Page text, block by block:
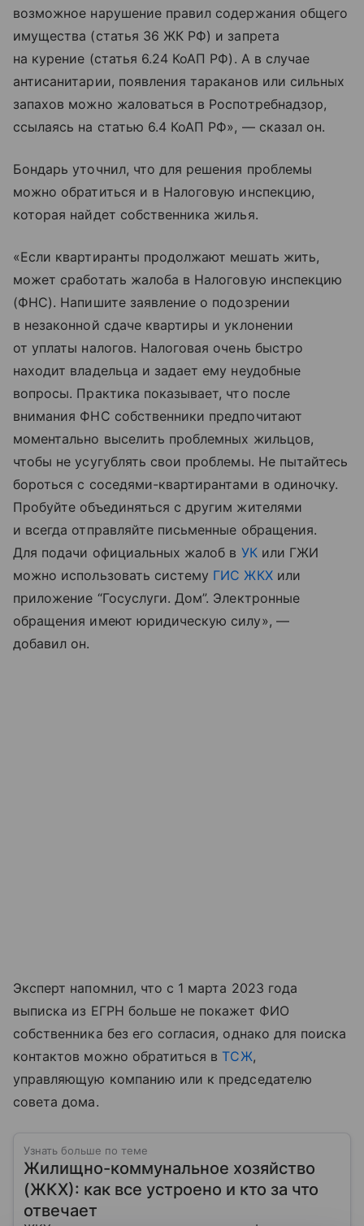
возможное нарушение правил содержания общего
имущества (статья 36 ЖК РФ) и запрета
на курение (статья 6.24 КоАП РФ). А в случае
антисанитарии, появления тараканов или сильных
запахов можно жаловаться в Роспотребнадзор,
ссылаясь на статью 6.4 КоАП РФ», — сказал он.
Бондарь уточнил, что для решения проблемы
можно обратиться и в Налоговую инспекцию,
которая найдет собственника жилья.
«Если квартиранты продолжают мешать жить,
может сработать жалоба в Налоговую инспекцию
(ФНС). Напишите заявление о подозрении
в незаконной сдаче квартиры и уклонении
от уплаты налогов. Налоговая очень быстро
находит владельца и задает ему неудобные
вопросы. Практика показывает, что после
внимания ФНС собственники предпочитают
моментально выселить проблемных жильцов,
чтобы не усугублять свои проблемы. Не пытайтесь
бороться с соседями-квартирантами в одиночку.
Пробуйте объединяться с другим жителями
и всегда отправляйте письменные обращения.
Для подачи официальных жалоб в УКили ГЖИ
можно использовать систему ГИС ЖКХили
приложение “Госуслуги. Дом”. Электронные
обращения имеют юридическую силу», —
добавил он.
Эксперт напомнил, что с 1 марта 2023 года
выписка из ЕГРН больше не покажет ФИО
собственника без его согласия, однако для поиска
контактов можно обратиться в ТСЖ,
управляющую компанию или к председателю
совета дома.
Узнать больше по теме
Жилищно-коммунальное хозяйство
(ЖКХ): как все устроено и кто за что
отвечает